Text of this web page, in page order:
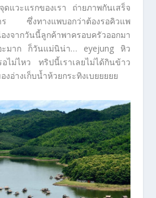
วะแรกของเรา ถ่ายภาพกันเสร็จ
าร ซึ่งทางแพบอกว่าต้องรอคิวแพ
งจากวันนี้ลูกค้าพาครอบครัวออกมา
ะมาก ก็วันแม่นิน่า… eyejung หิว
ไม่ไหว ทริปนี้เราเลยไม่ได้กินข้าว
งอ่างเก็บน้ำห้วยกระทิงเบยยยยย